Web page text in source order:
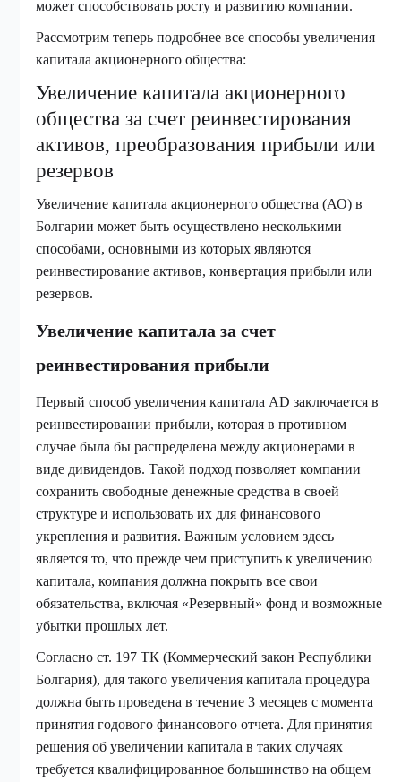
может способствовать росту и развитию компании.
Рассмотрим теперь подробнее все способы увеличения
капитала акционерного общества:
Увеличение капитала акционерного
общества за счет реинвестирования
активов, преобразования прибыли или
резервов
Увеличение капитала акционерного общества (АО) в
Болгарии может быть осуществлено несколькими
способами, основными из которых являются
реинвестирование активов, конвертация прибыли или
резервов.
Увеличение капитала за счет
реинвестирования прибыли
Первый способ увеличения капитала AD заключается в
реинвестировании прибыли, которая в противном
случае была бы распределена между акционерами в
виде дивидендов. Такой подход позволяет компании
сохранить свободные денежные средства в своей
структуре и использовать их для финансового
укрепления и развития. Важным условием здесь
является то, что прежде чем приступить к увеличению
капитала, компания должна покрыть все свои
обязательства, включая «Резервный» фонд и возможные
убытки прошлых лет.
Согласно ст. 197 ТК (Коммерческий закон Республики
Болгария), для такого увеличения капитала процедура
должна быть проведена в течение 3 месяцев с момента
принятия годового финансового отчета. Для принятия
решения об увеличении капитала в таких случаях
требуется квалифицированное большинство на общем